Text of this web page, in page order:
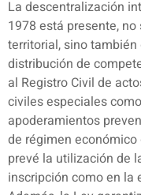
La descentralización
1978 está presente,
territorial, sino
distribución de
al Registro Civil de
civiles especiales
apoderamientos
de régimen
prevé la utilización de
inscripción como en la